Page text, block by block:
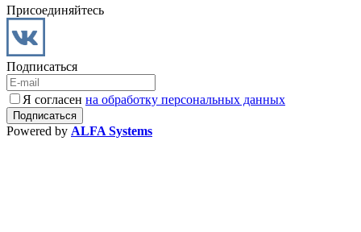
Присоединяйтесь
Подписаться
Я согласен на обработку персональных данных
Powered by ALFA Systems